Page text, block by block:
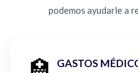
podemos ayudarle a
🏥 GASTOS